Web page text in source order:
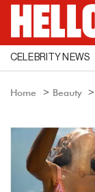
CELEBRITY NEWS
Home Beauty